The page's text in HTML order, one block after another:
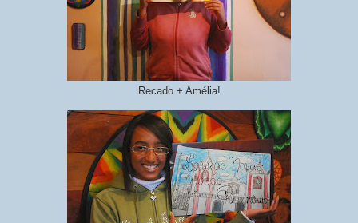
Recado + Amélia!